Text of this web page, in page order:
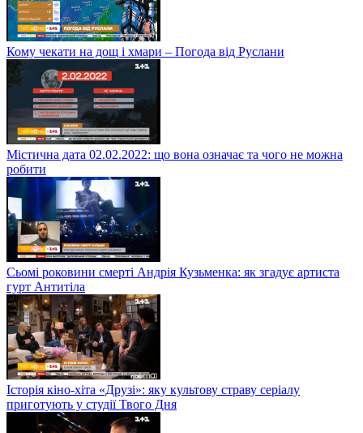
Кому чекати на дощ і хмари – Погода від Руслани
Містична дата 02.02.2022: що вона означає та чого не можна
робити
Сьомі роковини смерті Андрія Кузьменка: як згадує артиста
гурт Антитіла
Історія кіно-хіта «Друзі»: яку культову страву серіалу
приготують у студії Твого Дня